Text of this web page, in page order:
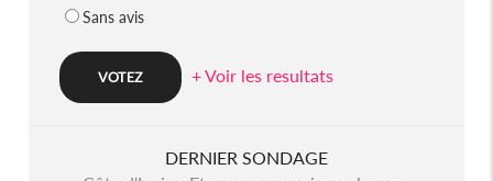
Sans avis
+ Voir les resultats
DERNIER SONDAGE